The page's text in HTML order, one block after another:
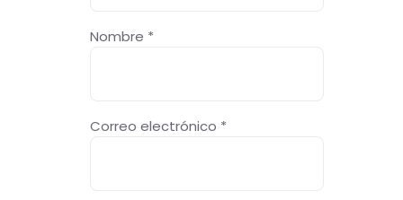
Nombre *
Correo electrónico *